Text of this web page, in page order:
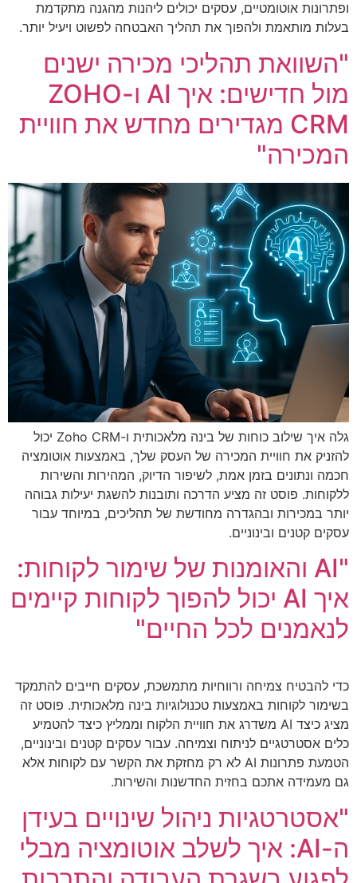
ופתרונות אוטומטיים, עסקים יכולים ליהנות מהגנה מתקדמת
בעלות מותאמת ולהפוך את תהליך האבטחה לפשוט ויעיל יותר.
"השוואת תהליכי מכירה ישנים
מול חדישים: איך AI ו-ZOHO
CRM מגדירים מחדש את חוויית
המכירה"
גלה איך שילוב כוחות של בינה מלאכותית ו-Zoho CRM יכול
להזניק את חוויית המכירה של העסק שלך, באמצעות אוטומציה
חכמה ונתונים בזמן אמת, לשיפור הדיוק, המהירות והשירות
ללקוחות. פוסט זה מציע הדרכה ותובנות להשגת יעילות גבוהה
יותר במכירות ובהגדרה מחודשת של תהליכים, במיוחד עבור
עסקים קטנים ובינוניים.
"AI והאומנות של שימור לקוחות:
איך AI יכול להפוך לקוחות קיימים
לנאמנים לכל החיים"
כדי להבטיח צמיחה ורווחיות מתמשכת, עסקים חייבים להתמקד
בשימור לקוחות באמצעות טכנולוגיות בינה מלאכותית. פוסט זה
מציג כיצד AI משדרג את חוויית הלקוח וממליץ כיצד להטמיע
כלים אסטרטגיים לניתוח וצמיחה. עבור עסקים קטנים ובינוניים,
הטמעת פתרונות AI לא רק מחזקת את הקשר עם לקוחות אלא
גם מעמידה אתכם בחזית החדשנות והשירות.
"אסטרטגיות ניהול שינויים בעידן
ה-AI: איך לשלב אוטומציה מבלי